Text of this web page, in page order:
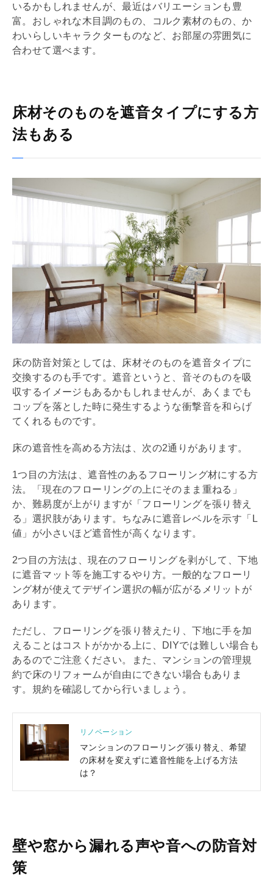
いるかもしれませんが、最近はバリエーションも豊
富。おしゃれな木目調のもの、コルク素材のもの、か
わいらしいキャラクターものなど、お部屋の雰囲気に
合わせて選べます。
床材そのものを遮音タイプにする方
法もある
床の防音対策としては、床材そのものを遮音タイプに
交換するのも手です。遮音というと、音そのものを吸
収するイメージもあるかもしれませんが、あくまでも
コップを落とした時に発生するような衝撃音を和らげ
てくれるものです。
床の遮音性を高める方法は、次の2通りがあります。
1つ目の方法は、遮音性のあるフローリング材にする方
法。「現在のフローリングの上にそのまま重ねる」
か、難易度が上がりますが「フローリングを張り替え
る」選択肢があります。ちなみに遮音レベルを示す「L
値」が小さいほど遮音性が高くなります。
2つ目の方法は、現在のフローリングを剥がして、下地
に遮音マット等を施工するやり方。一般的なフローリ
ング材が使えてデザイン選択の幅が広がるメリットが
あります。
ただし、フローリングを張り替えたり、下地に手を加
えることはコストがかかる上に、DIYでは難しい場合も
あるのでご注意ください。また、マンションの管理規
約で床の リフォーム が自由にできない場合もありま
す。規約を確認してから行いましょう。
リノベーション
マンションのフローリング張り替え、希望
の床材を変えずに遮音性能を上げる方法
は？
壁や窓から漏れる声や音への防音対
策